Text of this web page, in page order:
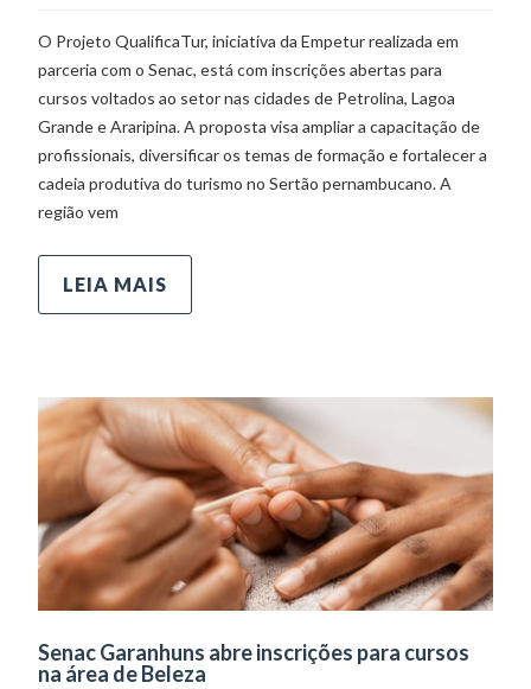
O Projeto QualificaTur, iniciativa da Empetur realizada em
parceria com o Senac, está com inscrições abertas para
cursos voltados ao setor nas cidades de Petrolina, Lagoa
Grande e Araripina. A proposta visa ampliar a capacitação de
profissionais, diversificar os temas de formação e fortalecer a
cadeia produtiva do turismo no Sertão pernambucano. A
região vem
LEIA MAIS
Senac Garanhuns abre inscrições para cursos
na área de Beleza